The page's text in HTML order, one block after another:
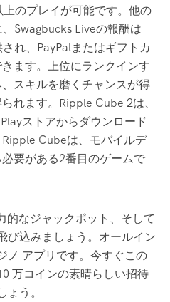
のプレイが可能です。他の
Swagbucks Liveの報酬は
れ、PayPalまたはギフトカ
ます。上位にランクインす
スキルを磨くチャンスが得
れます。Ripple Cube 2は、
ストアからダウンロード
Cubeは、モバイルデ
要がある2番目のゲームで
的なジャックポット、そして
び込みましょう。オールイン
ノ アプリです。今すぐこの
万コインの素晴らしい招待
う。